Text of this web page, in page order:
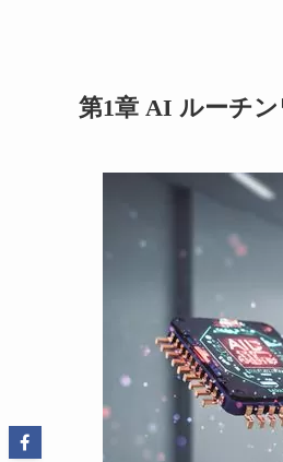
第1章 AI ルーチ